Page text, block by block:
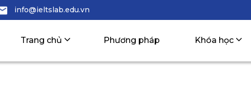
info@ieltslab.edu.vn
Trang chủ Phương pháp Khóa học